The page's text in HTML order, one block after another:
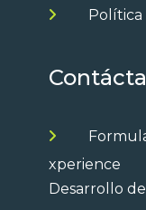
Política
xperience
Desarrollo